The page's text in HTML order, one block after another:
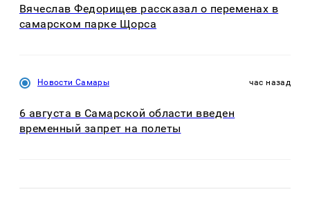
Вячеслав Федорищев рассказал о переменах в
самарском парке Щорса
Новости Самары час назад
6 августа в Самарской области введен
временный запрет на полеты